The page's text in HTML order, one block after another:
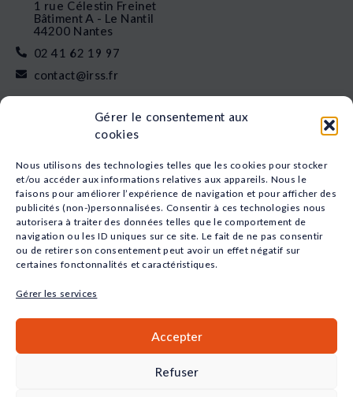
Gérer le consentement aux
cookies
Nous utilisons des technologies telles que les cookies pour stocker
et/ou accéder aux informations relatives aux appareils. Nous le
faisons pour améliorer l’expérience de navigation et pour afficher des
publicités (non-)personnalisées. Consentir à ces technologies nous
autorisera à traiter des données telles que le comportement de
navigation ou les ID uniques sur ce site. Le fait de ne pas consentir
ou de retirer son consentement peut avoir un effet négatif sur
certaines fonctonnalités et caractéristiques.
Gérer les services
Accepter
Refuser
1 rue Célestin Freinet
Bâtiment A - Le Nantil
44200 Nantes
02 41 62 19 97
contact@irss.fr
Nos formations
L’apprentissage
Financement
Qui sommes-nous
Actualités
Nos études
Recrutement
Nos domaines
Animation
Santé
Social
Commerce